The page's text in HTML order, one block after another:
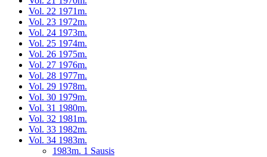
Vol. 22 1971m.
Vol. 23 1972m.
Vol. 24 1973m.
Vol. 25 1974m.
Vol. 26 1975m.
Vol. 27 1976m.
Vol. 28 1977m.
Vol. 29 1978m.
Vol. 30 1979m.
Vol. 31 1980m.
Vol. 32 1981m.
Vol. 33 1982m.
Vol. 34 1983m.
1983m. 1 Sausis